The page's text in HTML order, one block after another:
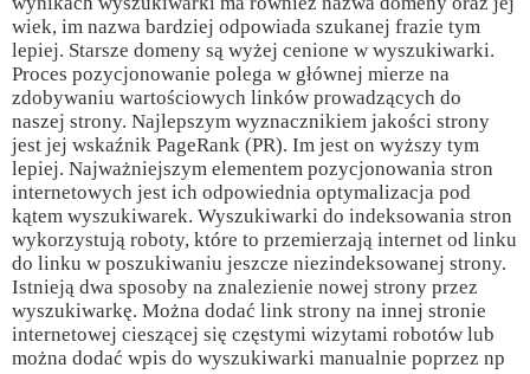
wiek, im nazwa bardziej odpowiada szukanej frazie tym
lepiej. Starsze domeny są wyżej cenione w wyszukiwarki.
Proces pozycjonowanie polega w głównej mierze na
zdobywaniu wartościowych linków prowadzących do
naszej strony. Najlepszym wyznacznikiem jakości strony
jest jej wskaźnik PageRank (PR). Im jest on wyższy tym
lepiej. Najważniejszym elementem pozycjonowania stron
internetowych jest ich odpowiednia optymalizacja pod
kątem wyszukiwarek. Wyszukiwarki do indeksowania stron
wykorzystują roboty, które to przemierzają internet od linku
do linku w poszukiwaniu jeszcze niezindeksowanej strony.
Istnieją dwa sposoby na znalezienie nowej strony przez
wyszukiwarkę. Można dodać link strony na innej stronie
internetowej cieszącej się częstymi wizytami robotów lub
można dodać wpis do wyszukiwarki manualnie poprzez np